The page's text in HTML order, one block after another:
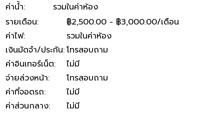
ค่าน้ำ:
รวมในค่าห้อง
รายเดือน:
฿2,500.00 - ฿3,000.00/เดือน
ค่าไฟ:
รวมในค่าห้อง
เงินมัดจำ/ประกัน:โทรสอบถาม
ค่าอินเทอร์เน็ต:
ไม่มี
จ่ายล่วงหน้า:
โทรสอบถาม
ค่าที่จอดรถ:
ไม่มี
ค่าส่วนกลาง:
ไม่มี